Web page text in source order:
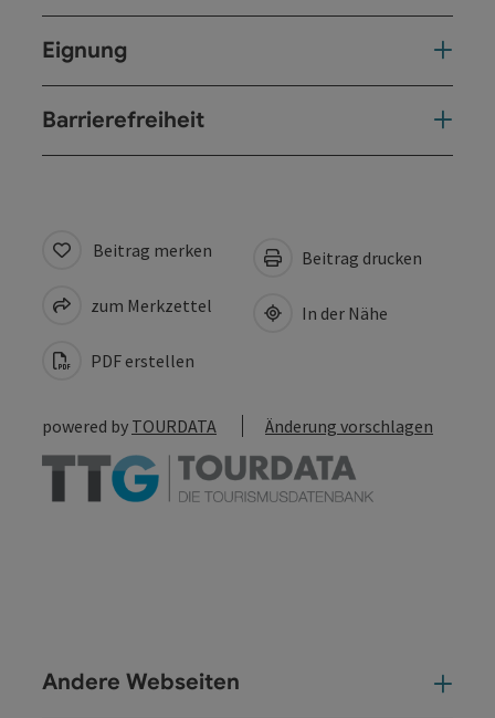
Eignung
Barrierefreiheit
Beitrag merken
zum Merkzettel
PDF erstellen
Beitrag drucken
In der Nähe
powered by TOURDATA Änderung vorschlagen
Andere Webseiten